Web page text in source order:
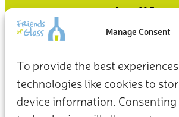
Manage Consent
To provide the best
technologies like cookies to
device information. Consenting
marcar la
Desde cómo vivimos en casa hasta
de partida de un futuro más
Actúa ahora